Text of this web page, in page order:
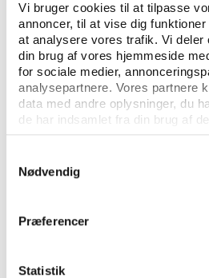
Vi bruger cookies til at tilpasse
annoncer, til at vise dig
at analysere vores trafik. Vi deler
din brug af vores hjemmeside
for sociale medier,
analysepartnere. Vores partnere
data med andre oplysninger, du
de har indsamlet fra din brug af
Nødvendig
Præferencer
Statistik
+45 3266 1030